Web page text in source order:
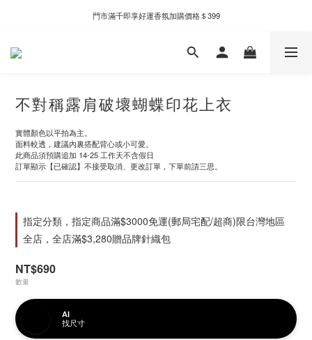
新自製款系列首批限時優惠｜單件95折，任兩件9折
門市滿千即享好運香氛加購價格＄399
新自製款系列首批限時優惠｜單件95折，任兩件9折
不對稱露肩破壞蝴蝶印花上衣
實體顏色以平拍為主。
面料較透，建議內裏搭配背心或小可愛。
此商品須預購追加 14-25 工作天不含假日
訂單顯示【已確認】不接受取消、更改訂單，下單前請三思。
指定分類，指定商品滿$3000免運(郵局宅配/超商)限台灣地區
全店，全店滿$3,280贈品牌針織包
NT$690
數量
AI
找尺寸